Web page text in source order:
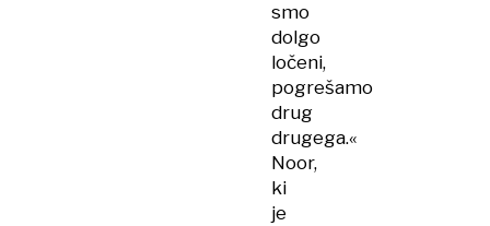
smo
dolgo
ločeni,
pogrešamo
drug
drugega.«
Noor,
ki
je